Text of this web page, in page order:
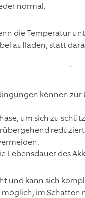
normal.
die Temperatur
aufladen, statt
können
um sich zu
des
und kann sich
im Schatten